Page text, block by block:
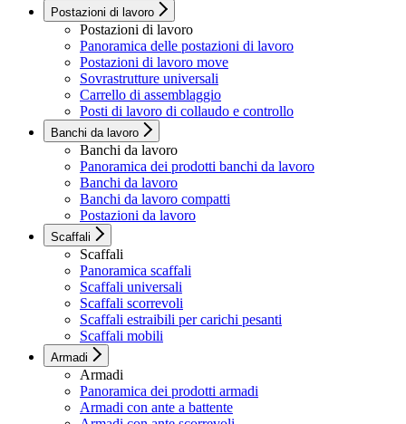
Postazioni di lavoro
Postazioni di lavoro
Panoramica delle postazioni di lavoro
Postazioni di lavoro move
Sovrastrutture universali
Carrello di assemblaggio
Posti di lavoro di collaudo e controllo
Banchi da lavoro
Banchi da lavoro
Panoramica dei prodotti banchi da lavoro
Banchi da lavoro
Banchi da lavoro compatti
Postazioni da lavoro
Scaffali
Scaffali
Panoramica scaffali
Scaffali universali
Scaffali scorrevoli
Scaffali estraibili per carichi pesanti
Scaffali mobili
Armadi
Armadi
Panoramica dei prodotti armadi
Armadi con ante a battente